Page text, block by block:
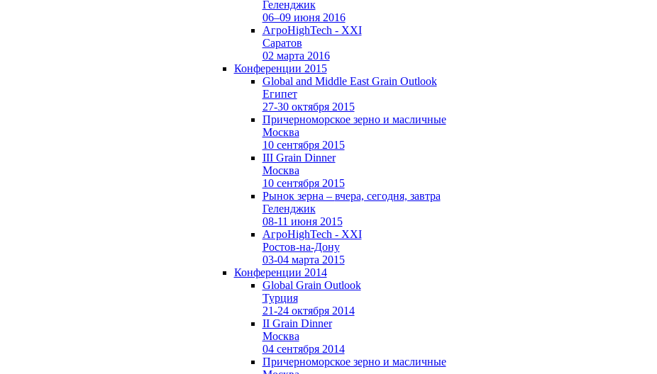
Геленджик
06–09 июня 2016
АгроHighTech - XXI
Саратов
02 марта 2016
Конференции 2015
Global and Middle East Grain Outlook
Египет
27-30 октября 2015
Причерноморское зерно и масличные
Москва
10 сентября 2015
III Grain Dinner
Москва
10 сентября 2015
Рынок зерна – вчера, сегодня, завтра
Геленджик
08-11 июня 2015
АгроHighTech - XXI
Ростов-на-Дону
03-04 марта 2015
Конференции 2014
Global Grain Outlook
Турция
21-24 октября 2014
II Grain Dinner
Москва
04 сентября 2014
Причерноморское зерно и масличные